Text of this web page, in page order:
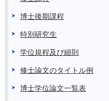
博士後期課程
特別研究生
学位規程及び細則
修士論文のタイトル例
博士学位論文一覧表